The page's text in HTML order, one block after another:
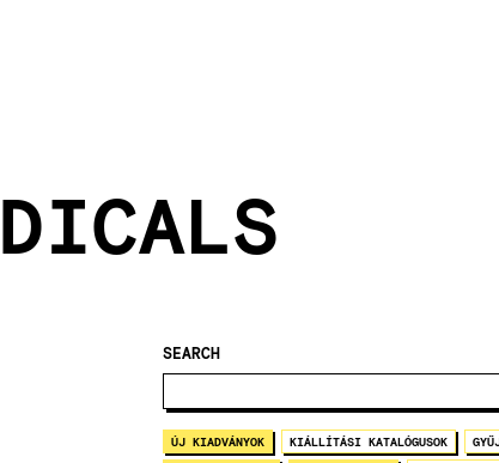
SEARCH
ÚJ KIADVÁNYOK KIÁLLÍTÁSI KATALÓGUSOK